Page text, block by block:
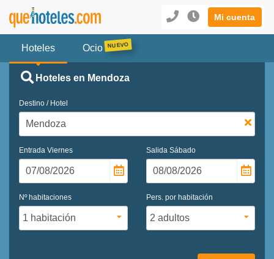
Mi cuenta
Hoteles Ocio
Hoteles en Mendoza
Destino / Hotel
Entrada Viernes Salida Sábado
Nº habitaciones Pers. por habitación